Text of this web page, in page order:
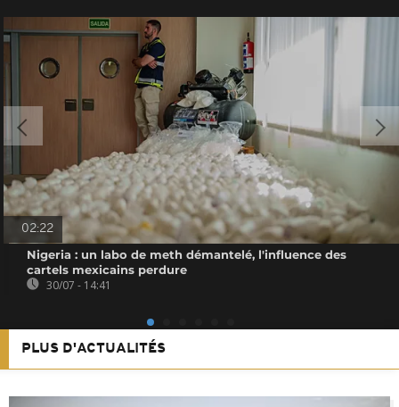
02:22
Nigeria : un labo de meth démantelé, l'influence des
cartels mexicains perdure
30/07 - 14:41
PLUS D'ACTUALITÉS